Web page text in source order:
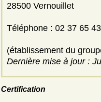
28500 Vernouillet
Téléphone : 02 37 65
(établissement du
Dernière mise à jour :
Certification